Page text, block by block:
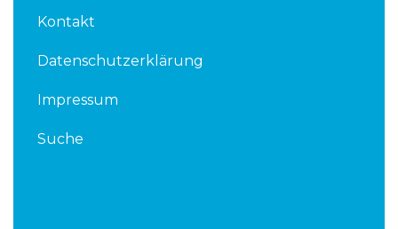
Kontakt
Datenschutzerklärung
Impressum
Suche